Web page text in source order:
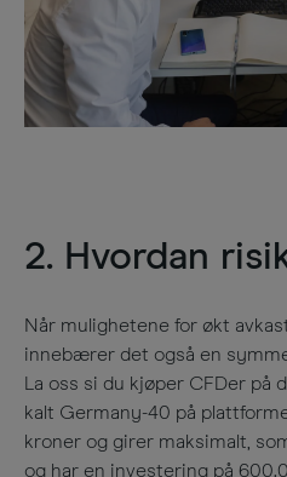
2. Hvordan
Når mulighetene for økt
innebærer det også en
La oss si du kjøper CFDer på
kalt Germany-40 på
kroner og girer maksimalt,
og har en investering på